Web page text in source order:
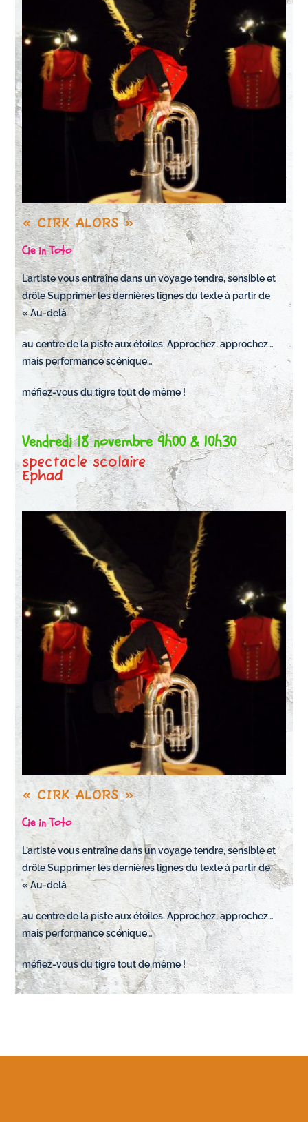
« CIRK ALORS »
Cie in Toto
L’artiste vous entraîne dans un voyage tendre, sensible et
drôle Supprimer les dernières lignes du texte à partir de
« Au-delà
au centre de la piste aux étoiles. Approchez, approchez…
mais performance scénique…
méfiez-vous du tigre tout de même !
Vendredi 18 novembre 9h00 & 10h30
spectacle scolaire
Ephad
« CIRK ALORS »
Cie in Toto
L’artiste vous entraîne dans un voyage tendre, sensible et
drôle Supprimer les dernières lignes du texte à partir de
« Au-delà
au centre de la piste aux étoiles. Approchez, approchez…
mais performance scénique…
méfiez-vous du tigre tout de même !